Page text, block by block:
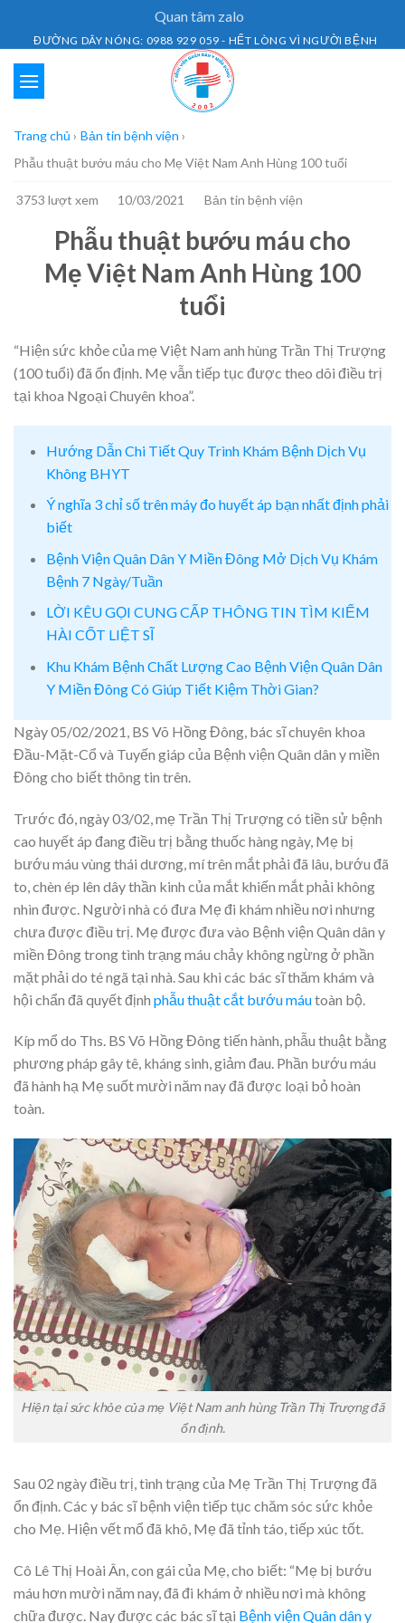
Quan tâm zalo
ĐƯỜNG DÂY NÓNG: 0988 929 059 - HẾT LÒNG VÌ NGƯỜI BỆNH
Trang chủ › Bản tin bệnh viện ›
Phẫu thuật bướu máu cho Mẹ Việt Nam Anh Hùng 100 tuổi
3753 lượt xem 10/03/2021 Bản tin bệnh viện
Phẫu thuật bướu máu cho
Mẹ Việt Nam Anh Hùng 100
tuổi
“Hiện sức khỏe của mẹ Việt Nam anh hùng Trần Thị Trượng
(100 tuổi) đã ổn định. Mẹ vẫn tiếp tục được theo dõi điều trị
tại khoa Ngoại Chuyên khoa”.
Hướng Dẫn Chi Tiết Quy Trình Khám Bệnh Dịch Vụ
Không BHYT
Ý nghĩa 3 chỉ số trên máy đo huyết áp bạn nhất định phải
biết
Bệnh Viện Quân Dân Y Miền Đông Mở Dịch Vụ Khám
Bệnh 7 Ngày/Tuần
LỜI KÊU GỌI CUNG CẤP THÔNG TIN TÌM KIẾM
HÀI CỐT LIỆT SĨ
Khu Khám Bệnh Chất Lượng Cao Bệnh Viện Quân Dân
Y Miền Đông Có Giúp Tiết Kiệm Thời Gian?
Ngày 05/02/2021, BS Võ Hồng Đông, bác sĩ chuyên khoa
Đầu-Mặt-Cổ và Tuyến giáp của Bệnh viện Quân dân y miền
Đông cho biết thông tin trên.
Trước đó, ngày 03/02, mẹ Trần Thị Trượng có tiền sử bệnh
cao huyết áp đang điều trị bằng thuốc hàng ngày, Mẹ bị
bướu máu vùng thái dương, mí trên mắt phải đã lâu, bướu đã
to, chèn ép lên dây thần kinh của mắt khiến mắt phải không
nhìn được. Người nhà có đưa Mẹ đi khám nhiều nơi nhưng
chưa được điều trị. Mẹ được đưa vào Bệnh viện Quân dân y
miền Đông trong tình trạng máu chảy không ngừng ở phần
mặt phải do té ngã tại nhà. Sau khi các bác sĩ thăm khám và
hội chẩn đã quyết định phẫu thuật cắt bướu máutoàn bộ.
Kíp mổ do Ths. BS Võ Hồng Đông tiến hành, phẫu thuật bằng
phương pháp gây tê, kháng sinh, giảm đau. Phần bướu máu
đã hành hạ Mẹ suốt mười năm nay đã được loại bỏ hoàn
toàn.
Hiện tại sức khỏe của mẹ Việt Nam anh hùng Trần Thị Trượng đã
ổn định.
Sau 02 ngày điều trị, tình trạng của Mẹ Trần Thị Trượng đã
ổn định. Các y bác sĩ bệnh viện tiếp tục chăm sóc sức khỏe
cho Mẹ. Hiện vết mổ đã khô, Mẹ đã tỉnh táo, tiếp xúc tốt.
Cô Lê Thị Hoài Ân, con gái của Mẹ, cho biết: “Mẹ bị bướu
máu hơn mười năm nay, đã đi khám ở nhiều nơi mà không
chữa được. Nay được các bác sĩ tại Bệnh viện Quân dân y